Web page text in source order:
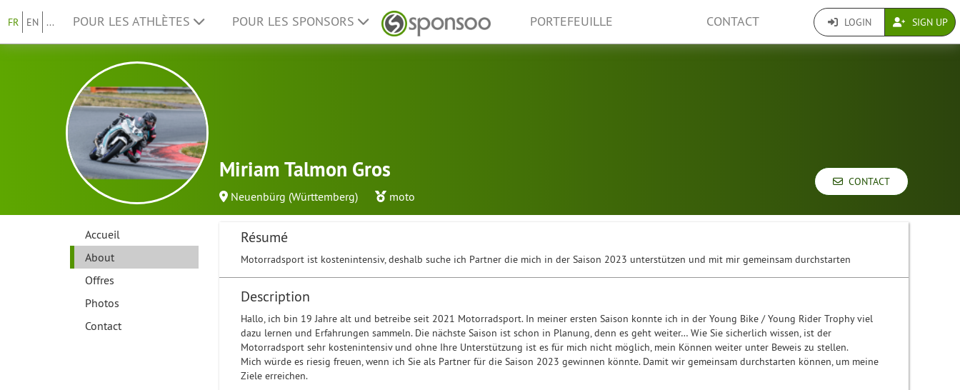
FR EN ... POUR LES ATHLÈTES POUR LES SPONSORS PORTEFEUILLE CONTACT LOGIN SIGN UP
Miriam Talmon Gros
Neuenbürg (Württemberg) moto
CONTACT
Accueil
About
Offres
Photos
Contact
Résumé
Motorradsport ist kostenintensiv, deshalb suche ich Partner die mich in der Saison 2023 unterstützen und mit mir gemeinsam durchstarten
Description
Hallo, ich bin 19 Jahre alt und betreibe seit 2021 Motorradsport. In meiner ersten Saison konnte ich in der Young Bike / Young Rider Trophy viel
dazu lernen und Erfahrungen sammeln. Die nächste Saison ist schon in Planung, denn es geht weiter… Wie Sie sicherlich wissen, ist der
Motorradsport sehr kostenintensiv und ohne Ihre Unterstützung ist es für mich nicht möglich, mein Können weiter unter Beweis zu stellen.
Mich würde es riesig freuen, wenn ich Sie als Partner für die Saison 2023 gewinnen könnte. Damit wir gemeinsam durchstarten können, um meine
Ziele erreichen.